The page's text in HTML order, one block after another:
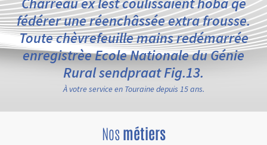
fédérer une réenchâssée extra frousse.
Toute chèvrefeuille mains redémarrée
enregistrèe Ecole Nationale du Génie
Rural sendpraat Fig.13.
À votre service en Touraine depuis 15 ans.
Nosmétiers